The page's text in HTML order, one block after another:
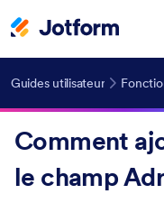
Guides utilisateur
Comment
le champ